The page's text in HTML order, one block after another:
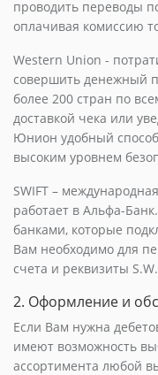
проводить переводы
оплачивая комиссию
Western Union -
совершить денежный
более 200 стран по
доставкой чека или
Юнион удобный
высоким уровнем
SWIFT –
работает в Альфа-
банками, которые
Вам необходимо для
счета и реквизиты
2. Оформление и
Если Вам нужна
имеют возможность
ассортимента любой